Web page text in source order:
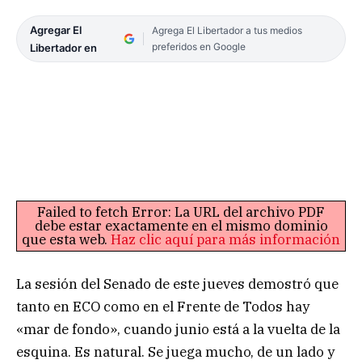
Agregar El
Libertador en
Agrega El Libertador a tus medios
preferidos en Google
Failed to fetch Error: La URL del archivo PDF
debe estar exactamente en el mismo dominio
que esta web. Haz clic aquí para más información
La sesión del Senado de este jueves demostró que
tanto en ECO como en el Frente de Todos hay
«mar de fondo», cuando junio está a la vuelta de la
esquina. Es natural. Se juega mucho, de un lado y